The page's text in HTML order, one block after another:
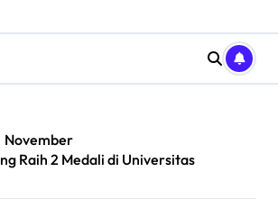
November
Raih 2 Medali di Universitas